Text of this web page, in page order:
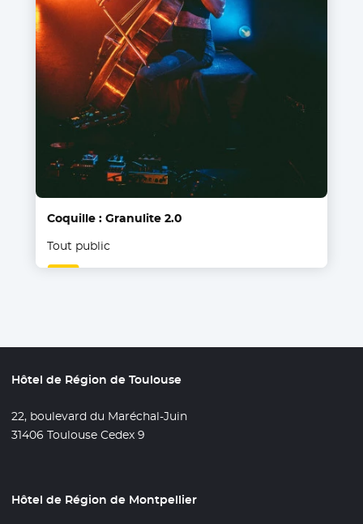
Coquille : Granulite 2.0
Tout public
Hôtel de Région de Toulouse
22, boulevard du Maréchal-Juin
31406 Toulouse Cedex 9
Hôtel de Région de Montpellier